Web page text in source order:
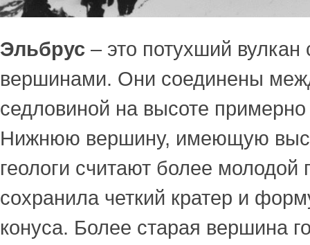
Эльбрус – это потухший вулкан
вершинами. Они соединены
седловиной на высоте
Нижнюю вершину, имеющую
геологи считают более молодой
сохранила четкий кратер и
конуса. Более старая вершина